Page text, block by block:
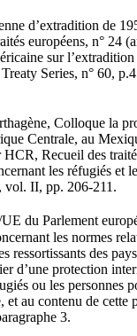
d’extradition de
européens, n° 24
sur
Series, n° 60,
Colloque la
Centrale, au
Recueil des
les réfugiés et
vol. II, pp. 206-211.
du Parlement
les normes
ressortissants des
d’une protection
ou les personnes
et au contenu de cette
3.